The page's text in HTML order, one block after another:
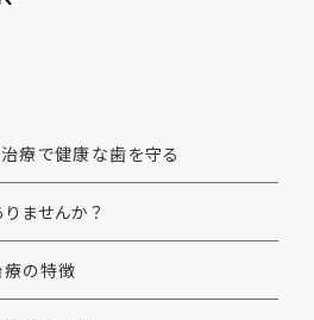
療で健康な歯を守る
ませんか？
の特徴